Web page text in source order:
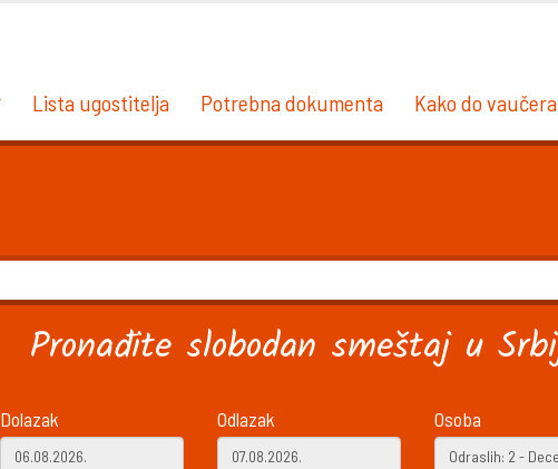
Lista ugostitelja Potrebna dokumenta Kako do vaučera
Pronađite slobodan smeštaj u
Dolazak Odlazak Osoba